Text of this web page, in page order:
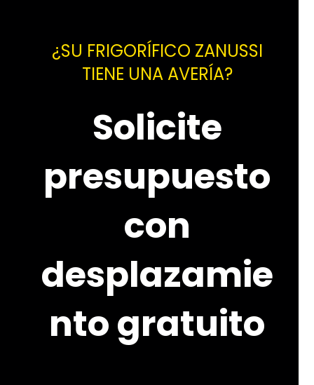
¿SU FRIGORÍFICO ZANUSSI
TIENE UNA AVERÍA?
Solicite
presupuesto
con
desplazamie
nto gratuito